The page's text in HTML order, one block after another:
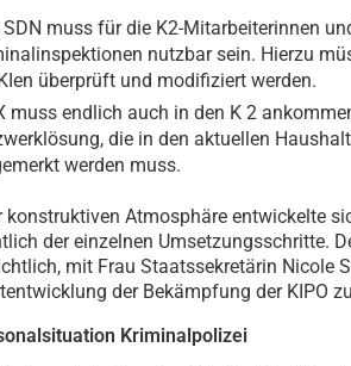
SDN muss für die K2-Mitarbeiterinnen
nutzbar sein. Hierzu
überprüft und modifiziert werden.
muss endlich auch in den K 2
die in den aktuellen
werden muss.
konstruktiven Atmosphäre entwickelte
der einzelnen Umsetzungsschritte.
mit Frau Staatssekretärin Nicole
der Bekämpfung der KIPO
Kriminalpolizei